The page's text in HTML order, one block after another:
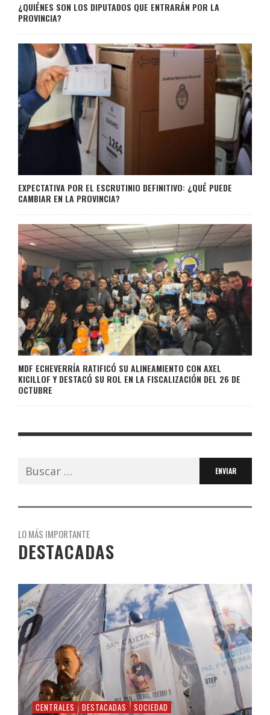
¿QUIÉNES SON LOS DIPUTADOS QUE ENTRARÁN POR LA
PROVINCIA?
EXPECTATIVA POR EL ESCRUTINIO DEFINITIVO: ¿QUÉ PUEDE
CAMBIAR EN LA PROVINCIA?
MDF ECHEVERRÍA RATIFICÓ SU ALINEAMIENTO CON AXEL
KICILLOF Y DESTACÓ SU ROL EN LA FISCALIZACIÓN DEL 26 DE
OCTUBRE
Buscar:
LO MÁS IMPORTANTE
DESTACADAS
CENTRALES DESTACADAS SOCIEDAD